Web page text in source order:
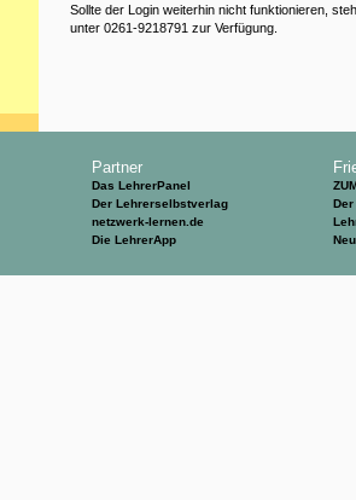
Sollte der Login weiterhin nicht funktionieren,
unter 0261-9218791 zur Verfügung.
Partner
Das LehrerPanel
Der Lehrerselbstverlag
netzwerk-lernen.de
Die LehrerApp